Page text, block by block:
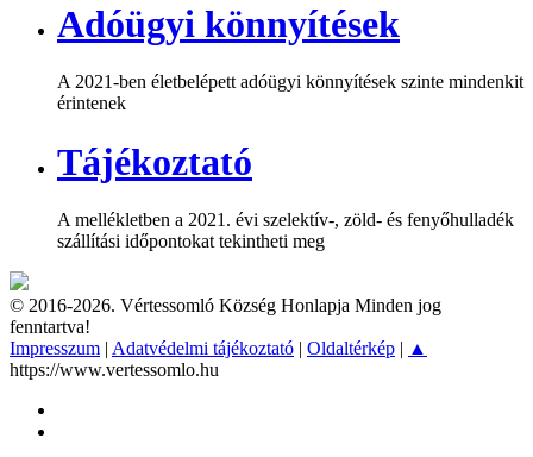
Adóügyi könnyítések
A 2021-ben életbelépett adóügyi könnyítések szinte mindenkit
érintenek
Tájékoztató
A mellékletben a 2021. évi szelektív-, zöld- és fenyőhulladék
szállítási időpontokat tekintheti meg
© 2016-2026. Vértessomló Község Honlapja Minden jog
fenntartva!
Impresszum | Adatvédelmi tájékoztató | Oldaltérkép | ▲
https://www.vertessomlo.hu